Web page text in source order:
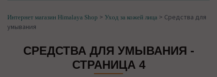
Интернет магазин Himalaya Shop > Уход за кожей лица > Средства для
умывания
СРЕДСТВА ДЛЯ УМЫВАНИЯ -
СТРАНИЦА 4